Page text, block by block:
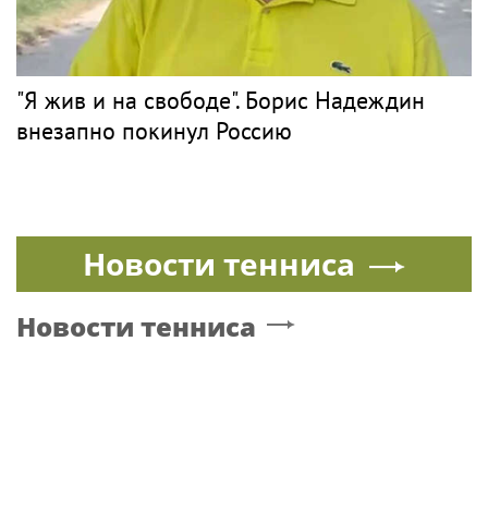
"Я жив и на свободе". Борис Надеждин
внезапно покинул Россию
Новости тенниса
Новости тенниса